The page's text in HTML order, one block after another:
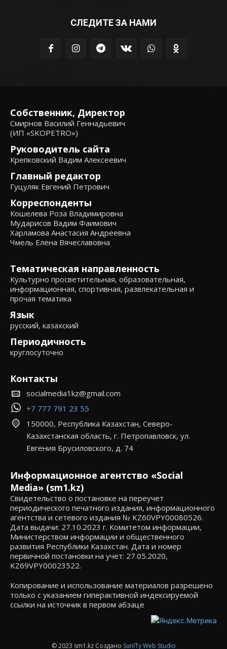
СЛЕДИТЕ ЗА НАМИ
Собственник, Директор
Смирнов Василий Геннадьевич
(ИП «SKOPETRO»)
Руководитель сайта
Крепковский Вадим Алексеевич
Главный редактор
Гуцуляк Евгений Петрович
Корреспонденты
Кошелева Роза Владимировна
Мударисов Вадим Фаимович
Харламова Анастасия Андреевна
Чмель Елена Вячеславовна
Тематическая направленность
Культурно просветительная, образовательная,
информационная, спортивная, развлекательная и
прочая тематика
Язык
русский, казахский
Периодичность
круглосуточно
Контакты
socialmedia1kz@gmail.com
+7 777 791 23 55
150000, Республика Казахстан, Северо-
Казахстанская область, г. Петропавловск, ул.
Евгения Брусиловского, д. 74
Информационное агентство «Social
Media» (sm1.kz)
Свидетельство о постановке на переучет
периодического печатного издания, информационного
агентства и сетевого издания № KZ60VPY00080526.
Дата выдачи: 27.10.2023 г. Комитетом информации,
Министерством информации и общественного
развития Республики Казахстан. Дата и номер
первичной постановки на учет: 27.05.2020,
KZ69VPY00023522.
Копирование и использование материалов разрешено
только с указанием гиперактивной индексируемой
ссылки на источник в первом абзаце
© 2023 sm1.kz Создано SunITy Web Studio